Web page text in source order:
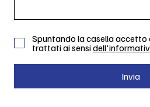
Spuntando la casella accetto
trattati ai sensi
Invia